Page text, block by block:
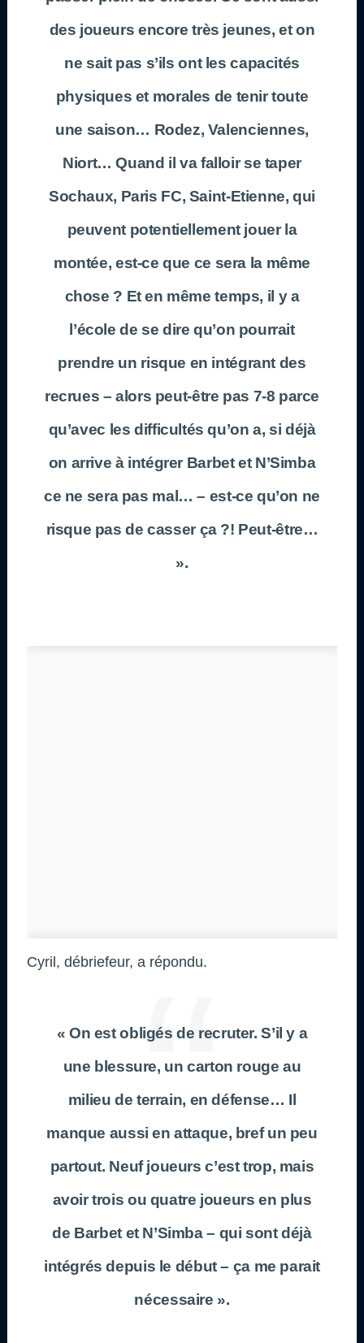
des joueurs encore très jeunes, et on
ne sait pas s’ils ont les capacités
physiques et morales de tenir toute
une saison… Rodez, Valenciennes,
Niort… Quand il va falloir se taper
Sochaux, Paris FC, Saint-Etienne, qui
peuvent potentiellement jouer la
montée, est-ce que ce sera la même
chose ? Et en même temps, il y a
l’école de se dire qu’on pourrait
prendre un risque en intégrant des
recrues – alors peut-être pas 7-8 parce
qu’avec les difficultés qu’on a, si déjà
on arrive à intégrer Barbet et N’Simba
ce ne sera pas mal… – est-ce qu’on ne
risque pas de casser ça ?! Peut-être…
».
Cyril, débriefeur, a répondu.
« On est obligés de recruter. S’il y a
une blessure, un carton rouge au
milieu de terrain, en défense… Il
manque aussi en attaque, bref un peu
partout. Neuf joueurs c’est trop, mais
avoir trois ou quatre joueurs en plus
de Barbet et N’Simba – qui sont déjà
intégrés depuis le début – ça me parait
nécessaire ».